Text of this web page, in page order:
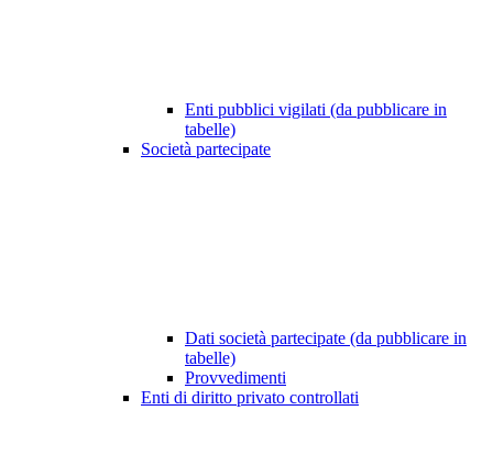
Enti pubblici vigilati (da pubblicare in
tabelle)
Società partecipate
Dati società partecipate (da pubblicare in
tabelle)
Provvedimenti
Enti di diritto privato controllati